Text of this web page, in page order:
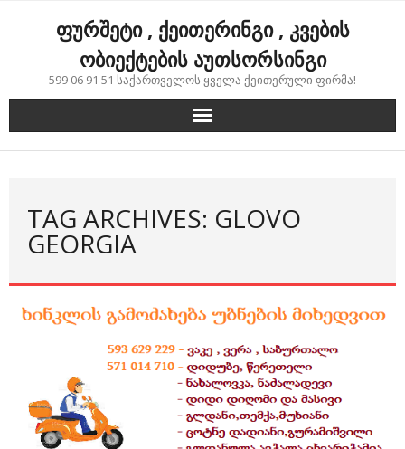
ფურშეტი , ქეითერინგი , კვების
ობიექტების აუთსორსინგი
599 06 91 51 საქართველოს ყველა ქეითერული ფირმა!
TAG ARCHIVES: GLOVO
GEORGIA